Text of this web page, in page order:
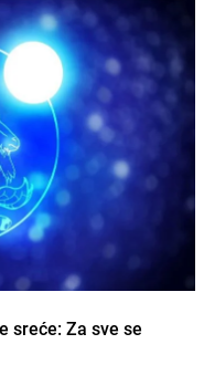
sreće: Za sve se